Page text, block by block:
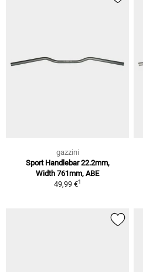
gazzini
Sport Handlebar 22.2mm,
Width 761mm, ABE
49,99 €1